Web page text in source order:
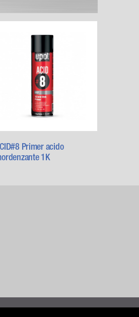
Primer acido
1K